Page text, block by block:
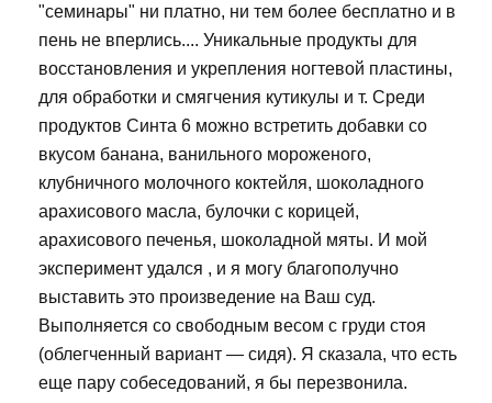
"семинары" ни платно, ни тем более бесплатно и в
пень не вперлись.... Уникальные продукты для
восстановления и укрепления ногтевой пластины,
для обработки и смягчения кутикулы и т. Среди
продуктов Синта 6 можно встретить добавки со
вкусом банана, ванильного мороженого,
клубничного молочного коктейля, шоколадного
арахисового масла, булочки с корицей,
арахисового печенья, шоколадной мяты. И мой
эксперимент удался , и я могу благополучно
выставить это произведение на Ваш суд.
Выполняется со свободным весом с груди стоя
(облегченный вариант — сидя). Я сказала, что есть
еще пару собеседований, я бы перезвонила.